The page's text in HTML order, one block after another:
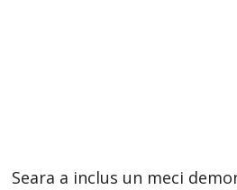
Seara a inclus un meci